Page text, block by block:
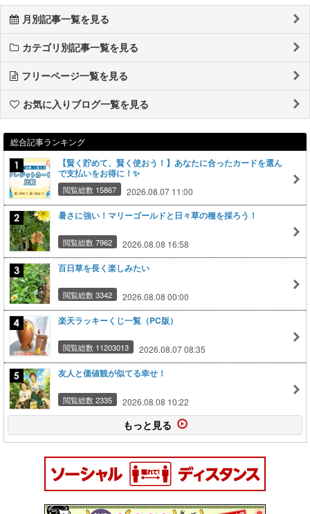
月別記事一覧を見る
カテゴリ別記事一覧を見る
フリーページ一覧を見る
お気に入りブログ一覧を見る
総合記事ランキング
【賢く貯めて、賢く使おう！】あなたに合ったカードを選ん
で支払いをお得に！✨
閲覧総数 15867 2026.08.07 11:00
暑さに強い！マリーゴールドと日々草の種を採ろう！
閲覧総数 7962 2026.08.08 16:58
百日草を長く楽しみたい
閲覧総数 3342 2026.08.08 00:00
楽天ラッキーくじ一覧（PC版）
閲覧総数 11203013 2026.08.07 08:35
友人と価値観が似てる幸せ！
閲覧総数 2335 2026.08.08 10:22
もっと見る